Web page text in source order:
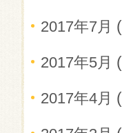
2017年7月
2017年5月
2017年4月